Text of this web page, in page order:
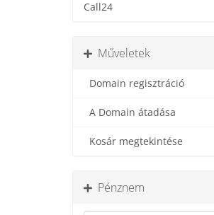
Call24
Műveletek
Domain regisztráció
A Domain átadása
Kosár megtekintése
Pénznem